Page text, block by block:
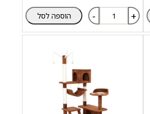
- + הוספה לסל